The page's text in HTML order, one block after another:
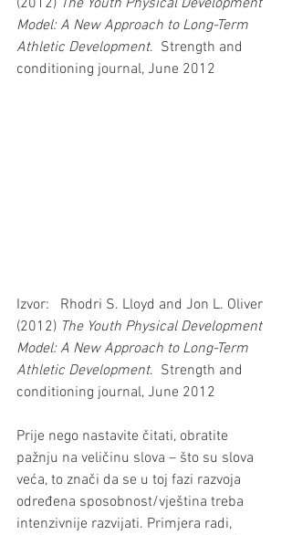
(2012) The Youth Physical Development
Model: A New Approach to Long-Term
Athletic Development.  Strength and
conditioning journal, June 2012
Izvor:   Rhodri S. Lloyd and Jon L. Oliver
(2012) The Youth Physical Development
Model: A New Approach to Long-Term
Athletic Development.  Strength and
conditioning journal, June 2012
Prije nego nastavite čitati, obratite
pažnju na veličinu slova – što su slova
veća, to znači da se u toj fazi razvoja
određena sposobnost/vještina treba
intenzivnije razvijati. Primjera radi,